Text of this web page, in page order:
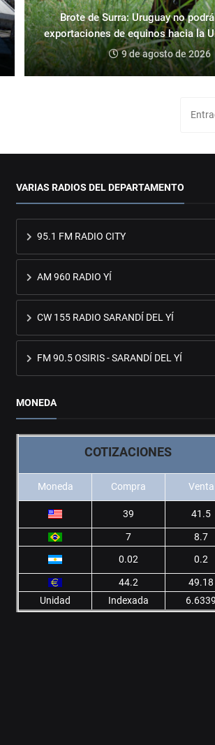
Brote de Surra: Uruguay no
exportaciones de equinos hacia la
9 de agosto de 2026
VARIAS RADIOS DEL DEPARTAMENTO
95.1 FM RADIO CITY
AM 960 RADIO YÍ
CW 155 RADIO SARANDÍ DEL YÍ
FM 90.5 OSIRIS - SARANDÍ DEL YÍ
MONEDA
COTIZACIONES
Moneda Compra Venta
39 41.5
7
8.7
0.02
0.2
44.2
49.18
Unidad
Indexada 6.6339